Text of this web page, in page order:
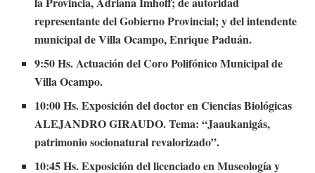
representante del Gobierno Provincial; y del intendente
municipal de Villa Ocampo, Enrique Paduán.
9:50 Hs. Actuación del Coro Polifónico Municipal de
Villa Ocampo.
10:00 Hs. Exposición del doctor en Ciencias Biológicas
ALEJANDRO GIRAUDO. Tema: “Jaaukanigás,
patrimonio socionatural revalorizado”.
10:45 Hs. Exposición del licenciado en Museología y